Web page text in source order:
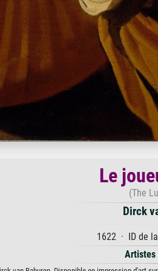
Le
(The
Dirck
1622 · ID de
Artistes